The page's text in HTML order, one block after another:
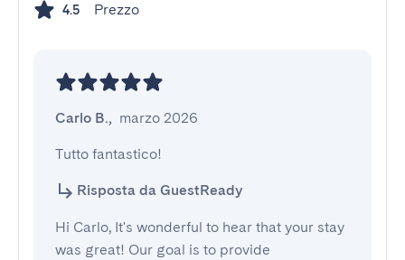
4.5 Prezzo
Carlo B., marzo 2026
Tutto fantastico!
Risposta da GuestReady
Hi Carlo, It's wonderful to hear that your stay
was great! Our goal is to provide